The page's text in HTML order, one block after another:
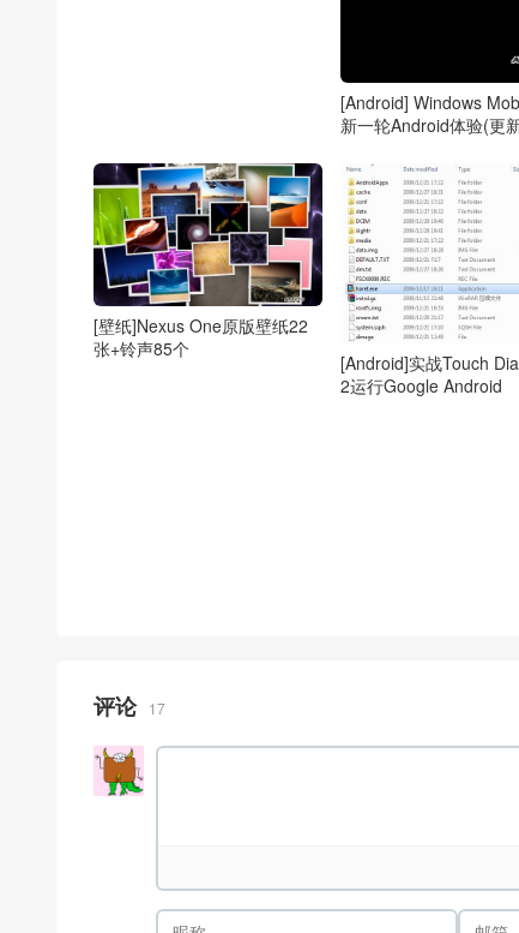
[Android] Windows
新一轮Android体验(更
[壁纸]Nexus One原版壁纸22
张+铃声85个
[Android]实战Touch
2运行Google Android
评论 17